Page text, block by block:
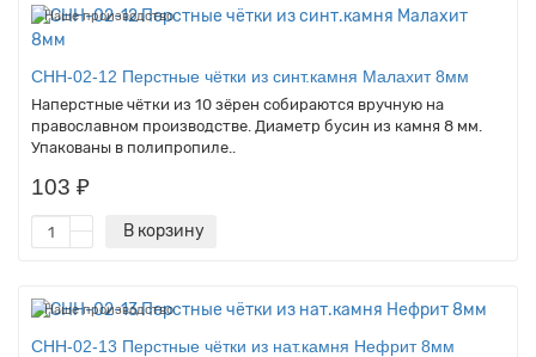
Наше производство
CHH-02-12 Перстные чётки из синт.камня Малахит 8мм
Наперстные чётки из 10 зёрен собираются вручную на
православном производстве. Диаметр бусин из камня 8 мм.
Упакованы в полипропиле..
103 ₽
В корзину
Наше производство
CHH-02-13 Перстные чётки из нат.камня Нефрит 8мм